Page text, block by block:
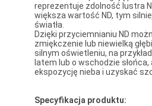
reprezentuje zdolność lustra
większa wartość ND, tym
światła.
Dzięki przyciemnianiu ND
zmiękczenie lub niewielką
silnym oświetleniu, na
latem lub o wschodzie
ekspozycję nieba i uzyskać
Specyfikacja produktu: